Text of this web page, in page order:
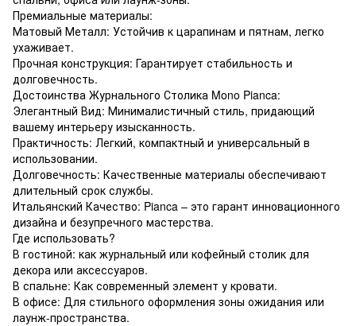
Премиальные материалы:
Матовый Металл: Устойчив к царапинам и пятнам, легко
ухаживает.
Прочная конструкция: Гарантирует стабильность и
долговечность.
Достоинства Журнального Столика Mono Pianca:
Элегантный Вид: Минималистичный стиль, придающий
вашему интерьеру изысканность.
Практичность: Легкий, компактный и универсальный в
использовании.
Долговечность: Качественные материалы обеспечивают
длительный срок службы.
Итальянский Качество: Pianca – это гарант инновационного
дизайна и безупречного мастерства.
Где использовать?
В гостиной: как журнальный или кофейный столик для
декора или аксессуаров.
В спальне: Как современный элемент у кровати.
В офисе: Для стильного оформления зоны ожидания или
лаунж-пространства.